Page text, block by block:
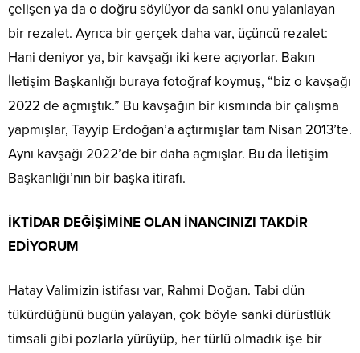
çelişen ya da o doğru söylüyor da sanki onu yalanlayan
bir rezalet. Ayrıca bir gerçek daha var, üçüncü rezalet:
Hani deniyor ya, bir kavşağı iki kere açıyorlar. Bakın
İletişim Başkanlığı buraya fotoğraf koymuş, “biz o kavşağı
2022 de açmıştık.” Bu kavşağın bir kısmında bir çalışma
yapmışlar, Tayyip Erdoğan’a açtırmışlar tam Nisan 2013’te.
Aynı kavşağı 2022’de bir daha açmışlar. Bu da İletişim
Başkanlığı’nın bir başka itirafı.
İKTİDAR DEĞİŞİMİNE OLAN İNANCINIZI TAKDİR
EDİYORUM
Hatay Valimizin istifası var, Rahmi Doğan. Tabi dün
tükürdüğünü bugün yalayan, çok böyle sanki dürüstlük
timsali gibi pozlarla yürüyüp, her türlü olmadık işe bir